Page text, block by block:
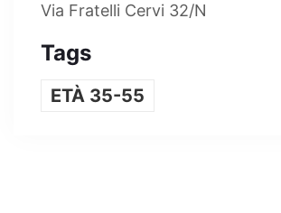
Via Fratelli Cervi 32/N
Tags
ETÀ 35-55